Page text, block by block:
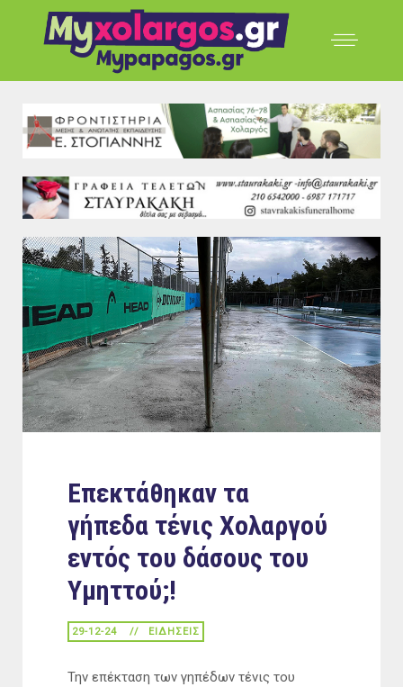
Επεκτάθηκαν τα
γήπεδα τένις Χολαργού
εντός του δάσους του
Υμηττού;!
29-12-24 ΕΙΔΉΣΕΙΣ
Την επέκταση των γηπέδων τένις του